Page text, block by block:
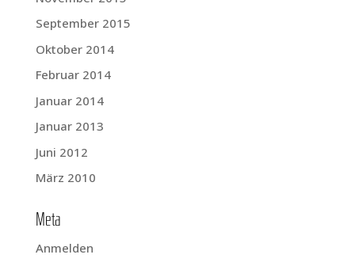
September 2015
Oktober 2014
Februar 2014
Januar 2014
Januar 2013
Juni 2012
März 2010
Meta
Anmelden